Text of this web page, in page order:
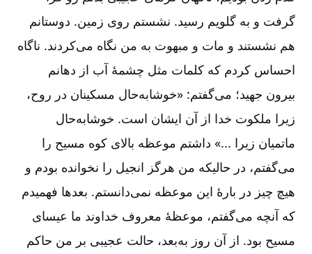
گرفت و به گلویم رسید. نشستم روی زمین‌. دوستانم
هم نشستند و مات و مبهوت به من نگاه می‌کردند. ناگاه
احساس کردم که کلمات مثل چشمۀ آب از دهانم
بیرون جهید؛ می‌گفتم‌: «خوشابه‌حال مسکینان در روح‌،
زیرا ملکوت خدا از آن ایشان است‌. خوشابه‌حال
ماتمیان زیرا ...» داشتم موعظه بالای کوه مسیح را
می‌گفتم‌، در حالیکه من هرگز انجیل را نخوانده بودم و
هیچ چیز در بارۀ این موعظه نمی‌دانستم‌. بعدها فهمیدم
که آنچه می‌گفتم‌، موعظۀ معروف خداوند ما عیسای
مسیح بود. از آن روز به‌بعد، حالت عجیبی بر من حاکم